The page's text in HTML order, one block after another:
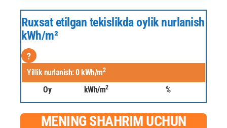
Ruxsat etilgan tekislikda oylik nurlanish
kWh/m²
?
Yillik nurlanish:0kWh/m2
Oy kWh/m2 %
MENING SHAHRIM UCHUN